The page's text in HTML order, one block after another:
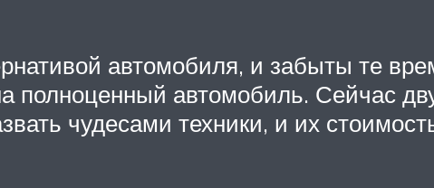
автомобиля, и забыты те
полноценный автомобиль. Сейчас
чудесами техники, и их